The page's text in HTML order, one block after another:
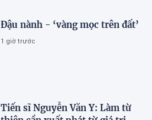
Đậu nành - ‘vàng mọc trên đất’
1 giờ trước
Tiến sĩ Nguyễn Văn Y: Làm từ